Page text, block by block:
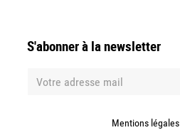
S'abonner à la newsletter
Mentions légales